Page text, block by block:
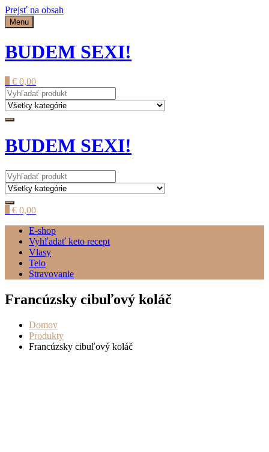
Prejsť na obsah
Menu
BUDEM SEXI!
€ 0,00
BUDEM SEXI!
€ 0,00
E-shop
Vyhľadať keto recept
Vlasy
Telo
Stravovanie
Francúzsky cibuľový koláč
Domov
Produkty
Francúzsky cibuľový koláč